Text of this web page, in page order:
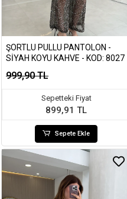
ŞORTLU PULLU PANTOLON -
SIYAH KOYU KAHVE - KOD: 8027
999,90 TL
Sepetteki Fiyat
899,91 TL
Sepete Ekle